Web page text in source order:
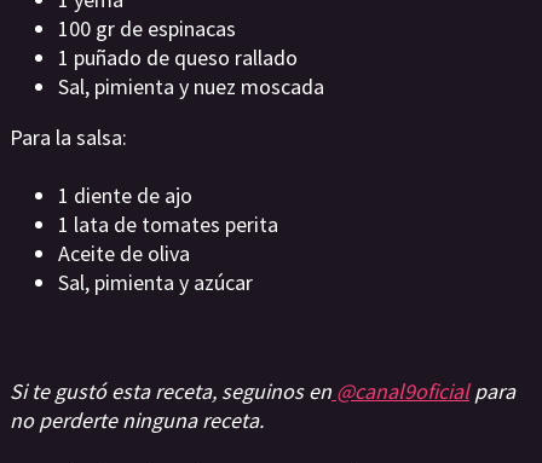
100 gr de espinacas
1 puñado de queso rallado
Sal, pimienta y nuez moscada
Para la salsa:
1 diente de ajo
1 lata de tomates perita
Aceite de oliva
Sal, pimienta y azúcar
Si te gustó esta receta, seguinos en @canal9oficialpara
no perderte ninguna receta.